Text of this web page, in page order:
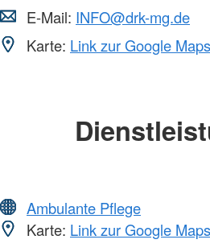
E-Mail: INFO@drk-mg.de
Karte: Link zur Google
Ambulante Pflege
Karte: Link zur Google